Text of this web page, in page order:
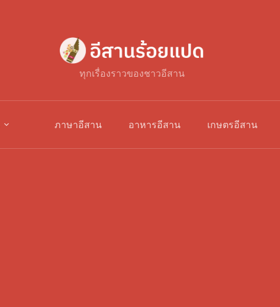
ทุกเรื่องราวของชาวอีสาน
ภาษาอีสาน อาหารอีสาน เกษตรอีสาน